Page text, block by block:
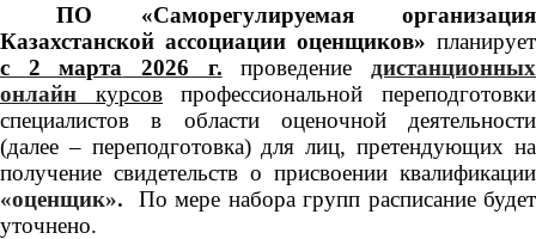
ПО «Саморегулируемая организация
Казахстанской ассоциации оценщиков» планирует
с 2 марта
2026 г. проведение
дистанционных
онлайн курсов
профессиональной переподготовки
специалистов в области оценочной деятельности
(далее – переподготовка) для лиц, претендующих на
получение свидетельств о присвоении квалификации
«оценщик». По мере набора групп расписание будет
уточнено.